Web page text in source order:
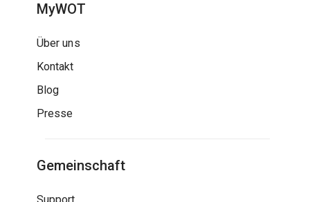
MyWOT
Über uns
Kontakt
Blog
Presse
Gemeinschaft